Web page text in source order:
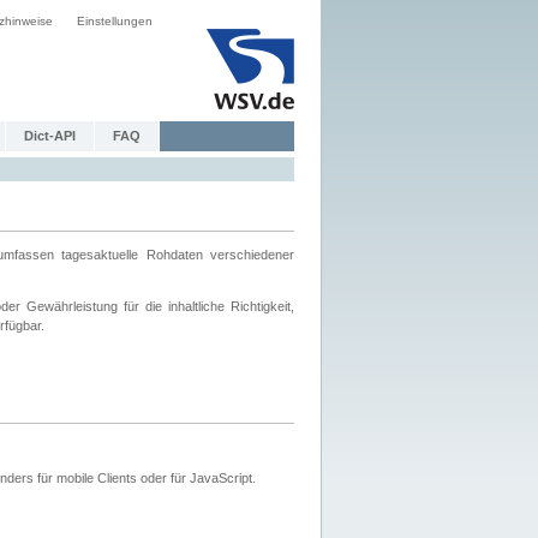
Einstellungen
Dict-API FAQ
tagesaktuelle Rohdaten verschiedener
Gewährleistung für die inhaltliche Richtigkeit,
für mobile Clients oder für JavaScript.